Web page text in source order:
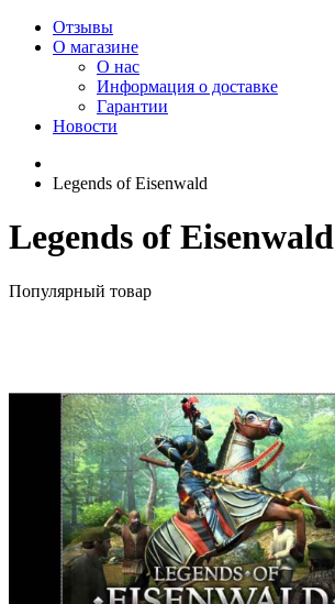
Отзывы
О магазине
О нас
Информация о доставке
Гарантии
Новости
Legends of Eisenwald
Legends of Eisenwald
Популярный товар